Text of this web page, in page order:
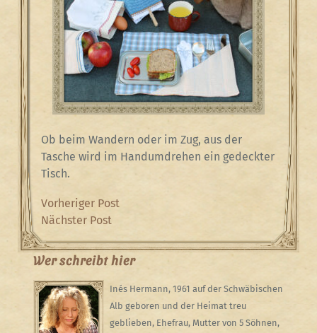
Ob beim Wandern oder im Zug, aus der
Tasche wird im Handumdrehen ein gedeckter
Tisch.
Beitragsnavigation
Previous
Post
Vorheriger Post
Next
Post
Nächster Post
Wer schreibt hier
Inés Hermann, 1961 auf der Schwäbischen
Alb geboren und der Heimat treu
geblieben, Ehefrau, Mutter von 5 Söhnen,